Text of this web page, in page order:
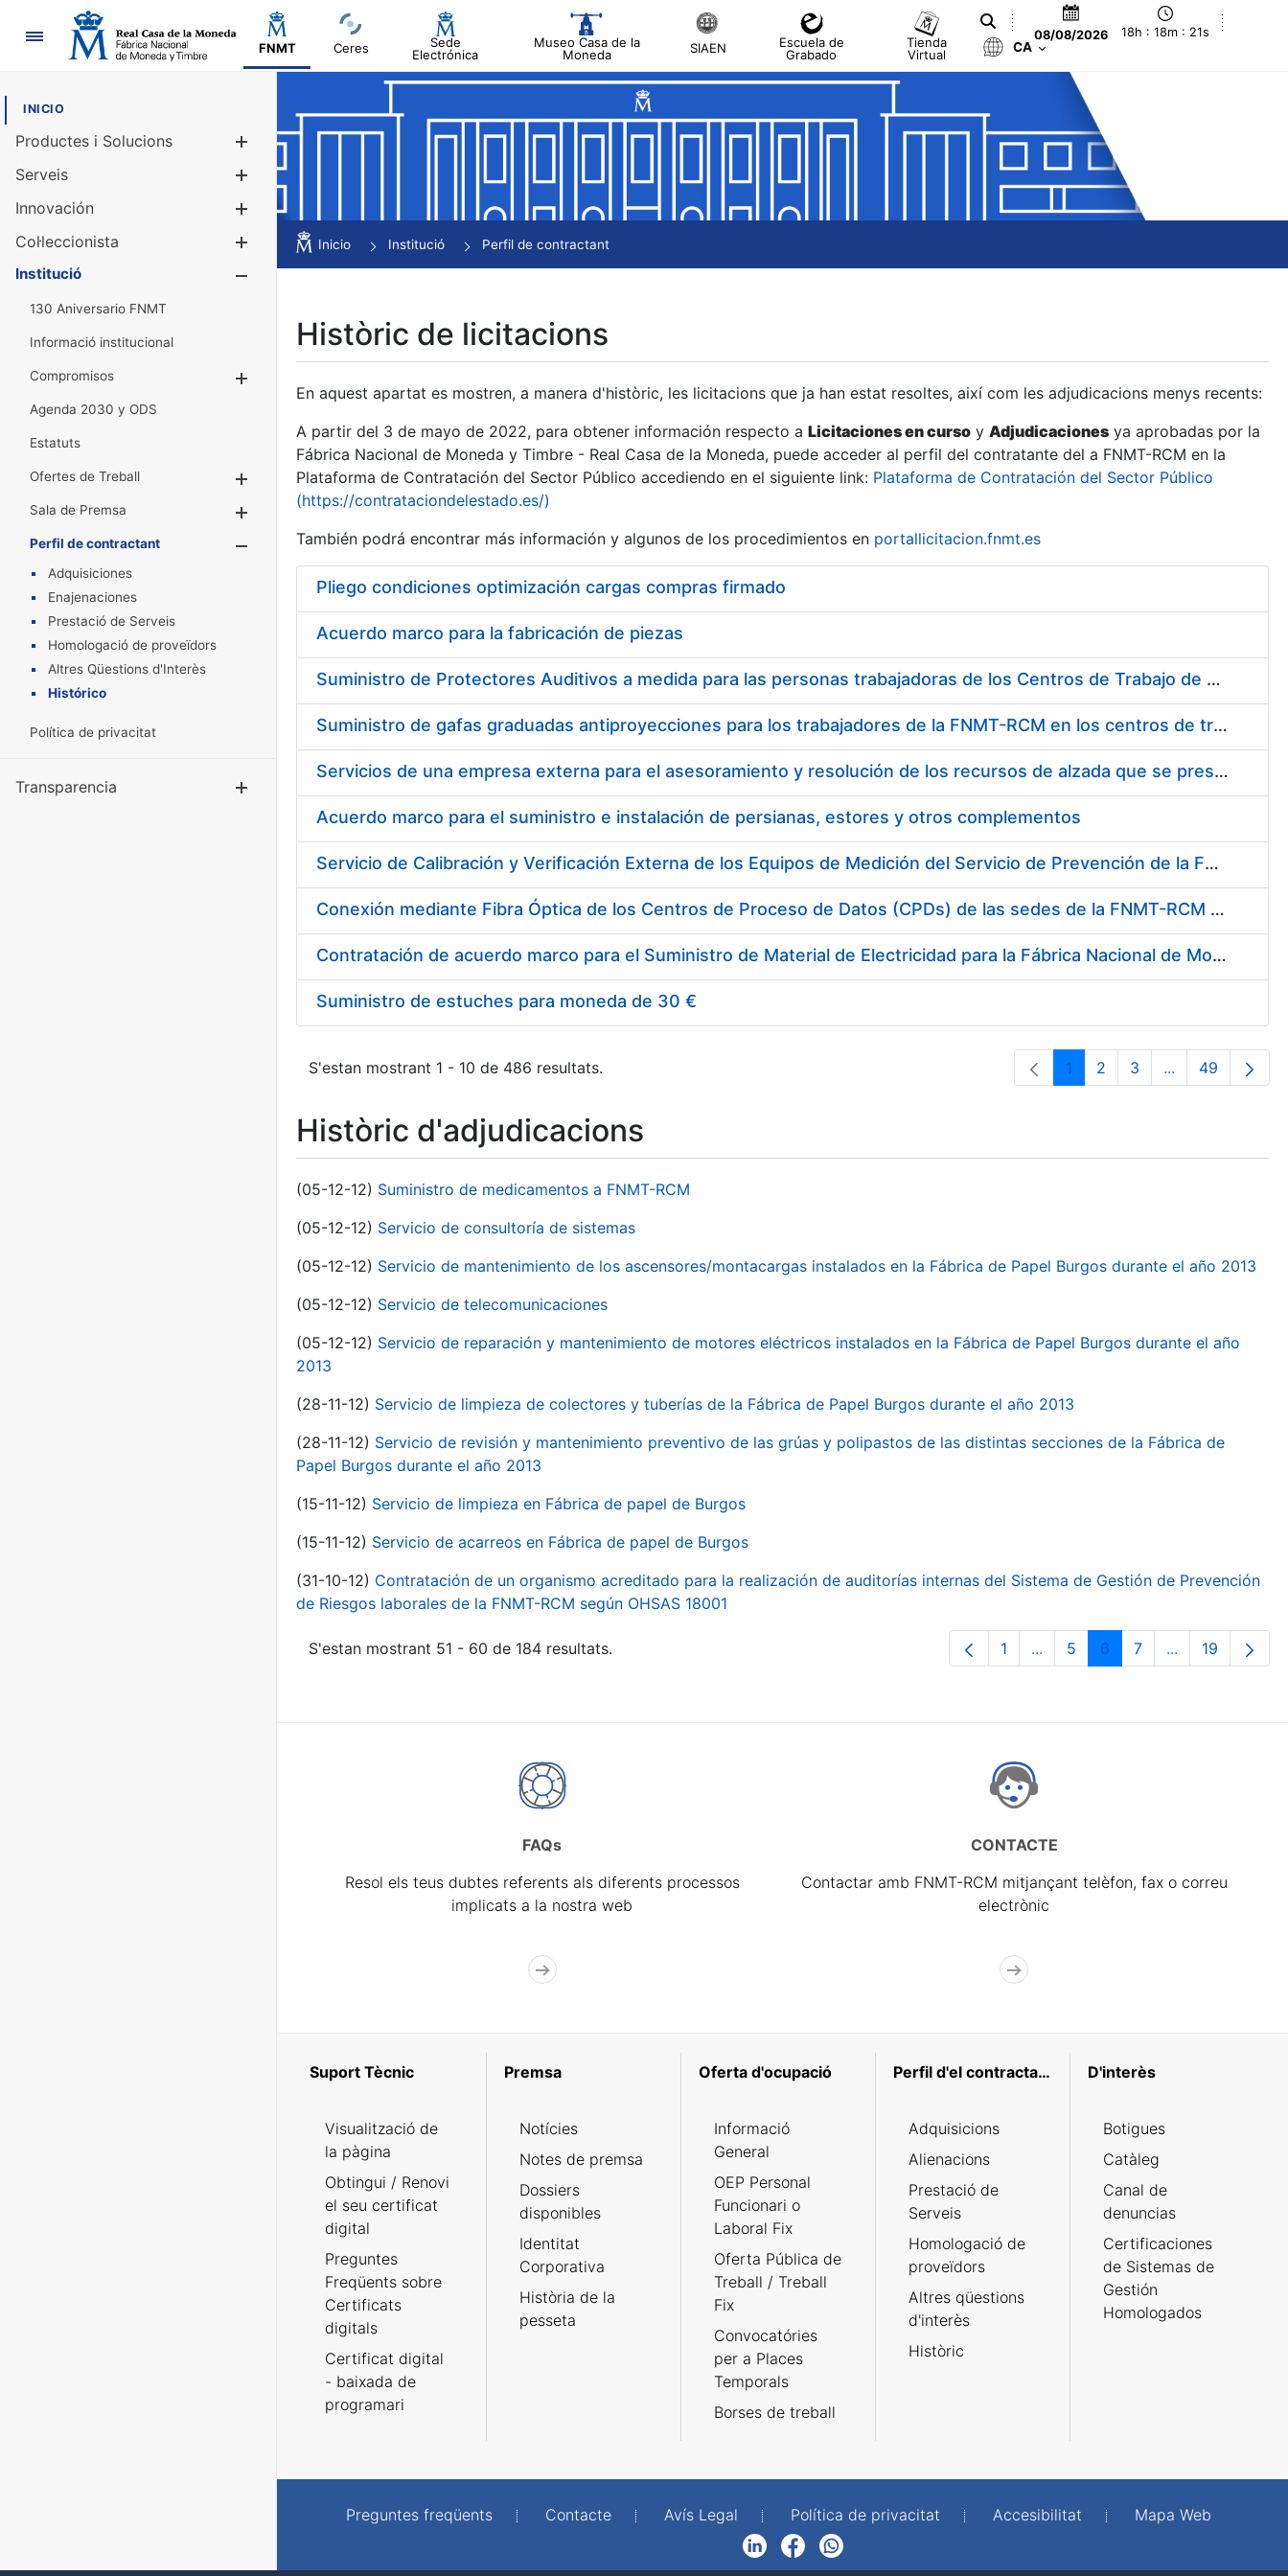
Navegació
FNMT Ceres
Sede
Electrónica
Museo Casa de la
Moneda
SIAEN
Escuela de
Grabado
Tienda
Virtual
08/08/2026 18h : 18m : 22s
CA
INICIO
Productes i Solucions
Mostra/Amaga
Serveis
Innovación
Col·leccionista
Mostra/Amaga
Institució
130 Aniversario FNMT
Informació institucional
Compromisos
Agenda 2030 y ODS
Estatuts
Ofertes de Treball
Mostra/Amaga
Sala de Premsa
Mostra/Amaga
Perfil de contractant
Mostra/Amaga
Adquisiciones
Enajenaciones
Prestació de Serveis
Homologació de proveïdors
Altres Qüestions d'Interès
Histórico
Política de privacitat
Transparencia
Inicio Institució Perfil de contractant
Històric de licitacions
En aquest apartat es mostren, a manera d'històric, les licitacions que ja han estat resoltes, així com les adjudicacions menys recents:
A partir del 3 de mayo de 2022, para obtener información respecto a Licitaciones en curso y Adjudicaciones ya aprobadas por la
Fábrica Nacional de Moneda y Timbre - Real Casa de la Moneda, puede acceder al perfil del contratante del a FNMT-RCM en la
Plataforma de Contratación del Sector Público accediendo en el siguiente link: Plataforma de Contratación del Sector Público
(https://contrataciondelestado.es/)
También podrá encontrar más información y algunos de los procedimientos en portallicitacion.fnmt.es
Pliego condiciones optimización cargas compras firmado
Acuerdo marco para la fabricación de piezas
Suministro de Protectores Auditivos a medida para las personas trabajadoras de los Centros de Trabajo de Madrid y Burgos
Suministro de gafas graduadas antiproyecciones para los trabajadores de la FNMT-RCM en los centros de trabajo de Madrid y Burgos
Servicios de una empresa externa para el asesoramiento y resolución de los recursos de alzada que se presentan relacionados con procesos de selección para la FNMT-RCM
Acuerdo marco para el suministro e instalación de persianas, estores y otros complementos
Servicio de Calibración y Verificación Externa de los Equipos de Medición del Servicio de Prevención de la FNMT-RCM
Conexión mediante Fibra Óptica de los Centros de Proceso de Datos (CPDs) de las sedes de la FNMT-RCM de Burgos y Madrid
Contratación de acuerdo marco para el Suministro de Material de Electricidad para la Fábrica Nacional de Moneda y Timbre-Real Casa de la Moneda en su centro de trabajo de Burgos
Suministro de estuches para moneda de 30 €
S'estan mostrant 1 - 10 de 486 resultats. Pàgina
1 Pàgina
2 Pàgina
3 ...PàginesPàgina
49
Històric d'adjudicacions
(05-12-12) Suministro de medicamentos a FNMT-RCM
(05-12-12) Servicio de consultoría de sistemas
(05-12-12) Servicio de mantenimiento de los ascensores/montacargas instalados en la Fábrica de Papel Burgos durante el año 2013
(05-12-12) Servicio de telecomunicaciones
(05-12-12) Servicio de reparación y mantenimiento de motores eléctricos instalados en la Fábrica de Papel Burgos durante el año
2013
(28-11-12) Servicio de limpieza de colectores y tuberías de la Fábrica de Papel Burgos durante el año 2013
(28-11-12) Servicio de revisión y mantenimiento preventivo de las grúas y polipastos de las distintas secciones de la Fábrica de
Papel Burgos durante el año 2013
(15-11-12) Servicio de limpieza en Fábrica de papel de Burgos
(15-11-12) Servicio de acarreos en Fábrica de papel de Burgos
(31-10-12) Contratación de un organismo acreditado para la realización de auditorías internas del Sistema de Gestión de Prevención
de Riesgos laborales de la FNMT-RCM según OHSAS 18001
S'estan mostrant 51 - 60 de 184 resultats. Pàgina
1 ...Pàgines intermèdies Utilitzeu TAB
Pàgina
5 Pàgina
6 Pàgina
7 ...PàginesPàgina
19
FAQs
Resol els teus dubtes referents als diferents processos
implicats a la nostra web
CONTACTE
Contactar amb FNMT-RCM mitjançant telèfon, fax o correu
electrònic
Suport Tècnic
Visualització de
la pàgina
Obtingui / Renovi
el seu certificat
digital
Preguntes
Freqüents sobre
Certificats
digitals
Certificat digital
- baixada de
programari
Premsa
Notícies
Notes de premsa
Dossiers
disponibles
Identitat
Corporativa
Història de la
pesseta
Oferta d'ocupació
Informació
General
OEP Personal
Funcionari o
Laboral Fix
Oferta Pública de
Treball / Treball
Fix
Convocatóries
per a Places
Temporals
Borses de treball
Perfil d'el contractant
Adquisicions
Alienacions
Prestació de
Serveis
Homologació de
proveïdors
Altres qüestions
d'interès
Històric
D'interès
Botigues
Catàleg
Canal de
denuncias
Certificaciones
de Sistemas de
Gestión
Homologados
Preguntes freqüents Contacte Avís Legal Política de privacitat Accesibilitat
Mapa Web
FacebookWhatsApp